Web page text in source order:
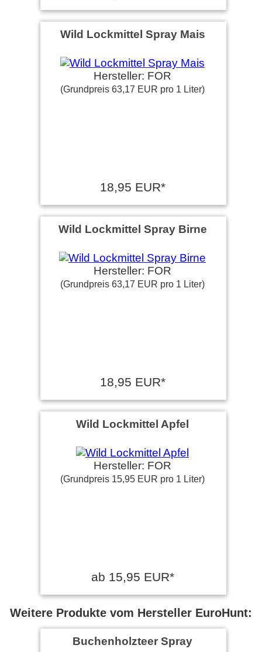
Wild Lockmittel Spray Mais
Hersteller: FOR
(Grundpreis 63,17 EUR pro 1 Liter)
18,95 EUR*
Wild Lockmittel Spray Birne
Hersteller: FOR
(Grundpreis 63,17 EUR pro 1 Liter)
18,95 EUR*
Wild Lockmittel Apfel
Hersteller: FOR
(Grundpreis 15,95 EUR pro 1 Liter)
ab 15,95 EUR*
Weitere Produkte vom Hersteller EuroHunt:
Buchenholzteer Spray